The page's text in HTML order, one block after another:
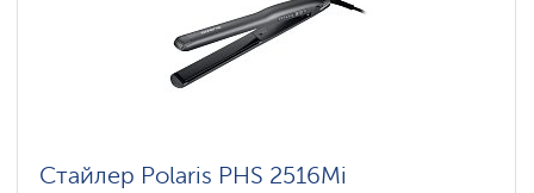
Стайлер Polaris PHS 2516Mi